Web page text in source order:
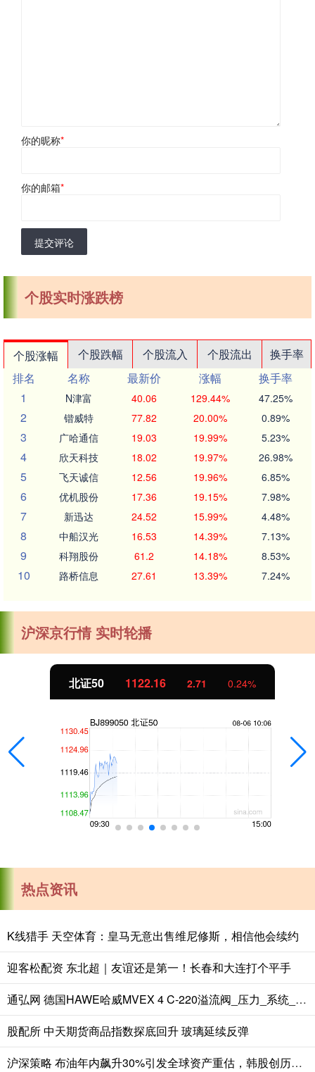
你的昵称*
你的邮箱*
提交评论
个股实时涨跌榜
个股涨幅 个股跌幅 个股流入 个股流出
换手率
排名
名称 最新价 涨幅
换手率
1
N津富 40.06 129.44% 47.25%
2 锴威特 77.82 20.00% 0.89%
3 广哈通信 19.03 19.99% 5.23%
4 欣天科技 18.02 19.97% 26.98%
5 飞天诚信 12.56 19.96% 6.85%
6 优机股份 17.36 19.15% 7.98%
7 新迅达 24.52 15.99% 4.48%
8 中船汉光 16.53 14.39% 7.13%
9 科翔股份 61.2 14.18% 8.53%
10 路桥信息 27.61 13.39% 7.24%
沪深京行情 实时轮播
北证50 1122.16 2.71 0.24%
热点资讯
K线猎手 天空体育：皇马无意出售维尼修斯，相信他会续约
迎客松配资 东北超｜友谊还是第一！长春和大连打个平手
通弘网 德国HAWE哈威MVEX 4 C-220溢流阀_压力_系统_液压
股配所 中天期货商品指数探底回升 玻璃延续反弹
沪深策略 布油年内飙升30%引发全球资产重估，韩股创历史单日最大跌幅